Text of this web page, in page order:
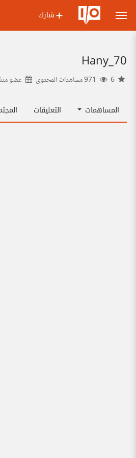
شارك
Hany_70
عضو
المساهمات التعليقات